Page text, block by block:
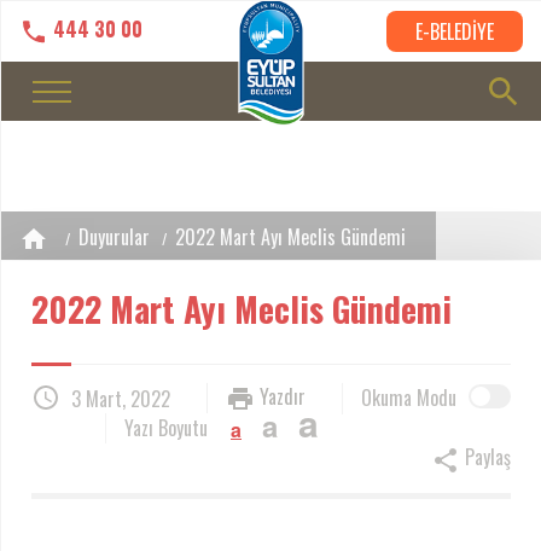
444 30 00 E-BELEDİYE
Duyurular 2022 Mart Ayı Meclis Gündemi
2022 Mart Ayı Meclis Gündemi
3 Mart, 2022 Okuma Modu
Yazdır
Yazı Boyutu
a a a
Paylaş